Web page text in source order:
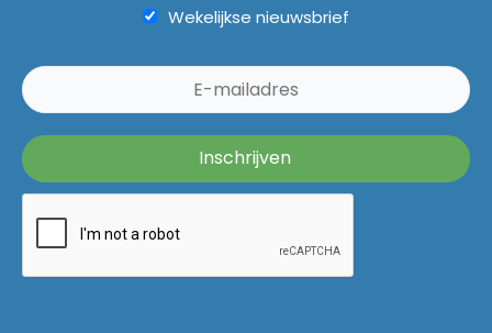
Wekelijkse nieuwsbrief